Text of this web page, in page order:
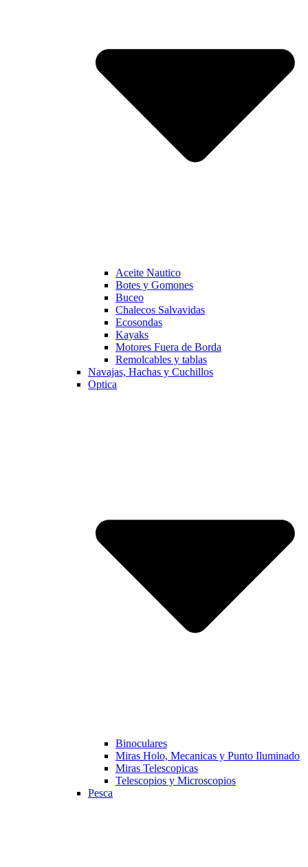
Aceite Nautico
Botes y Gomones
Buceo
Chalecos Salvavidas
Ecosondas
Kayaks
Motores Fuera de Borda
Remolcables y tablas
Navajas, Hachas y Cuchillos
Optica
Binoculares
Miras Holo, Mecanicas y Punto Iluminado
Miras Telescopicas
Telescopios y Microscopios
Pesca